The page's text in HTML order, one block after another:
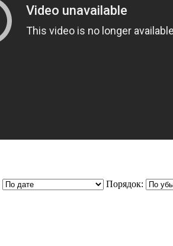
Порядок: